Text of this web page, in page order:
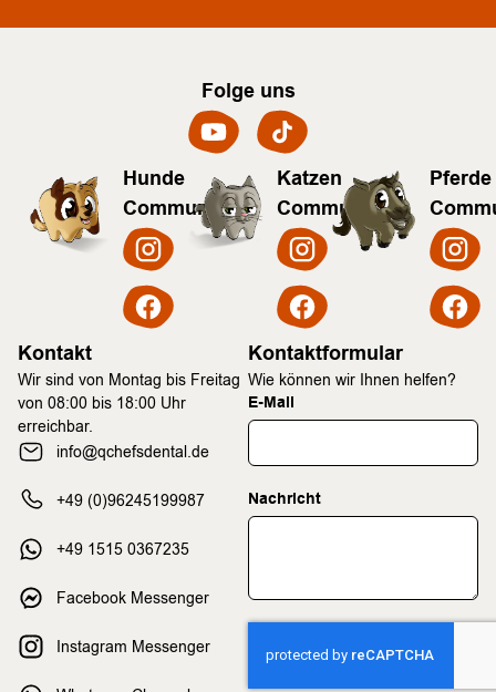
Folge uns
Hunde
Community
Katzen
Community
Pferde
Kontakt
Wir sind von Montag bis Freitag
von 08:00 bis 18:00 Uhr
erreichbar.
info@qchefsdental.de
+49 (0)96245199987
+49 1515 0367235
Facebook Messenger
Instagram Messenger
Kontaktformular
Wie können wir Ihnen helfen?
E-Mail
Nachricht